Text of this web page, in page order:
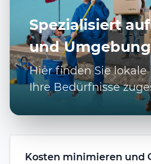
Spezialisiert
und Umgebung
Hier finden Sie lokale
Ihre Bedürfnisse
Kosten minimieren und